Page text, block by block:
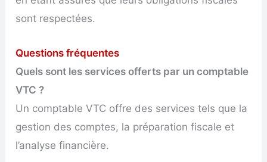
sont respectées.
Questions fréquentes
Quels sont les services offerts par un comptable
VTC ?
Un comptable VTC offre des services tels que la
gestion des comptes, la préparation fiscale et
l’analyse financière.